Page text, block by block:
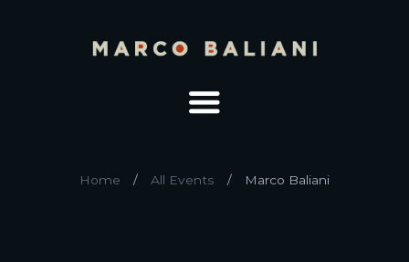
Home All Events Marco Baliani